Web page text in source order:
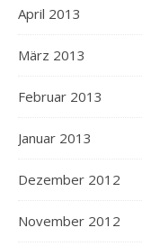
April 2013
März 2013
Februar 2013
Januar 2013
Dezember 2012
November 2012